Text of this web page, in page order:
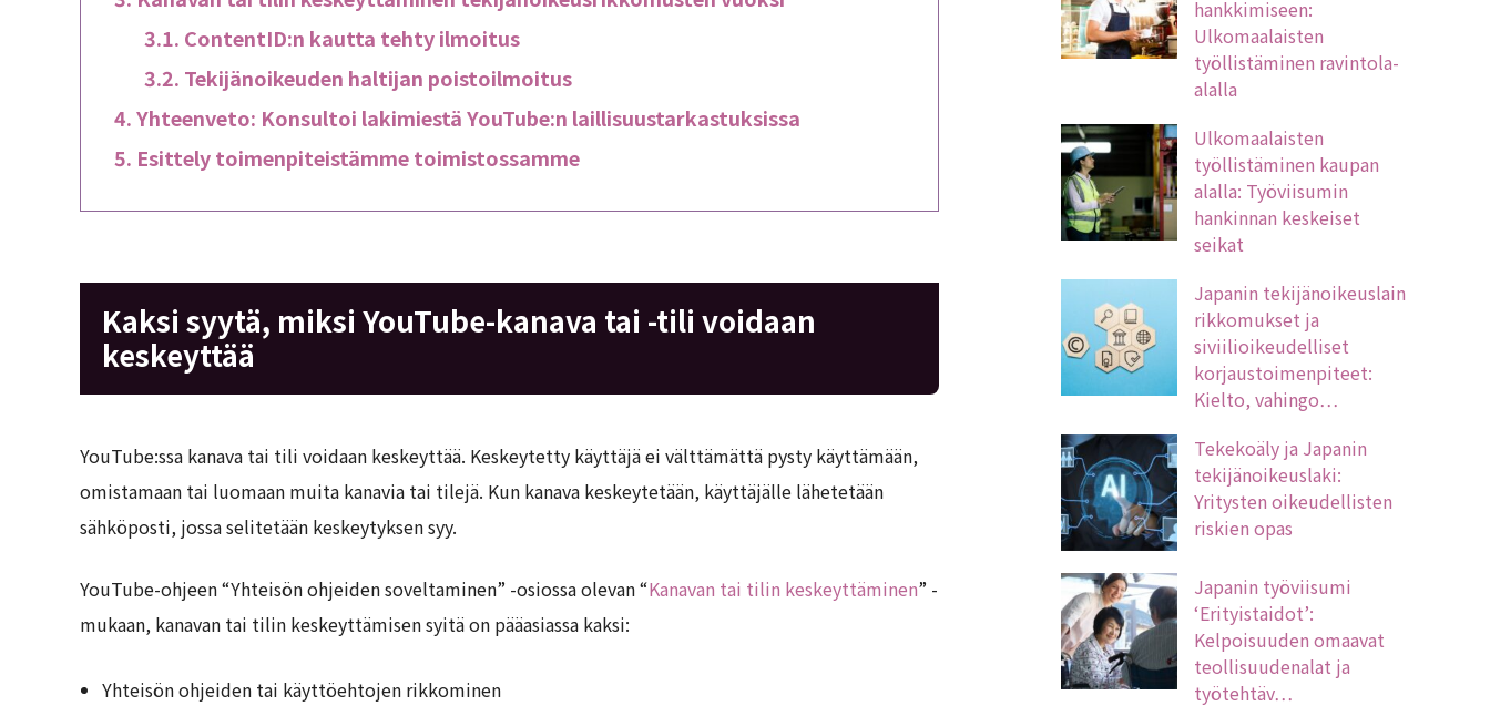
ContentID:n kautta tehty ilmoitus
Tekijänoikeuden haltijan poistoilmoitus
Yhteenveto: Konsultoi lakimiestä YouTube:n laillisuustarkastuksissa
Esittely toimenpiteistämme toimistossamme
Kaksi syytä, miksi YouTube-kanava tai -tili voidaan
keskeyttää
YouTube:ssa kanava tai tili voidaan keskeyttää. Keskeytetty käyttäjä ei välttämättä pysty käyttämään,
omistamaan tai luomaan muita kanavia tai tilejä. Kun kanava keskeytetään, käyttäjälle lähetetään
sähköposti, jossa selitetään keskeytyksen syy.
YouTube-ohjeen “Yhteisön ohjeiden soveltaminen” -osiossa olevan “Kanavan tai tilin keskeyttäminen” -
mukaan, kanavan tai tilin keskeyttämisen syitä on pääasiassa kaksi:
Yhteisön ohjeiden tai käyttöehtojen rikkominen
hankkimiseen:
Ulkomaalaisten
työllistäminen ravintola-
alalla
Ulkomaalaisten
työllistäminen kaupan
alalla: Työviisumin
hankinnan keskeiset
seikat
Japanin tekijänoikeuslain
rikkomukset ja
siviilioikeudelliset
korjaustoimenpiteet:
Kielto, vahingo…
Tekekoäly ja Japanin
tekijänoikeuslaki:
Yritysten oikeudellisten
riskien opas
Japanin työviisumi
‘Erityistaidot’:
Kelpoisuuden omaavat
teollisuudenalat ja
työtehtäv…